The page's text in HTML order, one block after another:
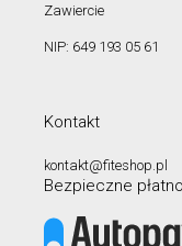
Zawiercie
NIP: 649 193 05 61
Kontakt
kontakt@fiteshop.pl
Bezpieczne